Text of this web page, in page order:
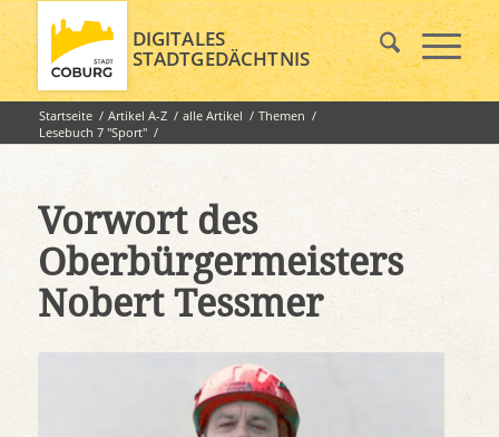
DIGITALES
STADTGEDÄCHTNIS
Startseite / Artikel A-Z / alle Artikel / Themen /
Lesebuch 7 "Sport" /
Vorwort des Oberbürgermeisters Nobert Tessmer
Vorwort des
Oberbürgermeisters
Nobert Tessmer